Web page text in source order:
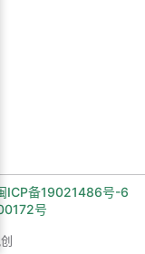
闽ICP备19021486号-6
号